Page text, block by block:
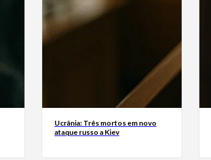
Ucrânia: Três mortos em novo
ataque russo a Kiev